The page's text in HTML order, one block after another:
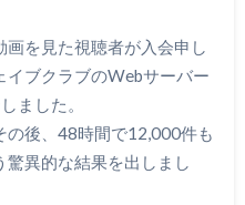
を見た視聴者が入会申し
ブクラブのWebサーバー
ました。
の後、48時間で12,000件も
異的な結果を出しまし